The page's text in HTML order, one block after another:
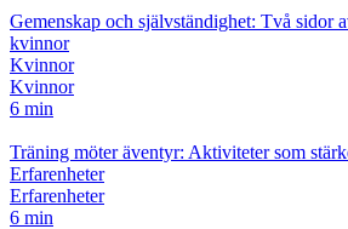
Gemenskap och självständighet: Två sidor
kvinnor
Kvinnor
Kvinnor
6 min
Träning möter äventyr: Aktiviteter som
Erfarenheter
Erfarenheter
6 min